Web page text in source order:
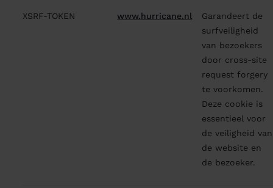
XSRF-TOKEN www.hurricane.nl
Garandeert de
surfveiligheid
van bezoekers
door cross-site
request forgery
te voorkomen.
Deze cookie is
essentieel voor
de veiligheid van
de website en
de bezoeker.